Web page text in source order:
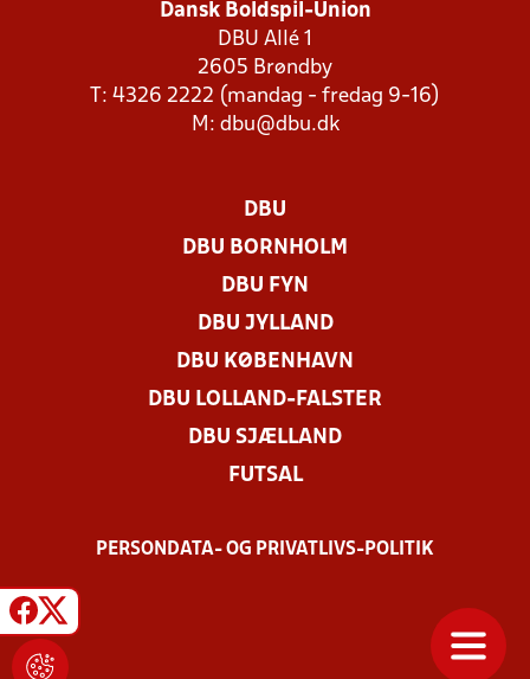
Dansk Boldspil-Union
DBU Allé 1
2605 Brøndby
T: 4326 2222 (mandag - fredag 9-16)
M: dbu@dbu.dk
DBU
DBU BORNHOLM
DBU FYN
DBU JYLLAND
DBU KØBENHAVN
DBU LOLLAND-FALSTER
DBU SJÆLLAND
FUTSAL
PERSONDATA- OG PRIVATLIVS-POLITIK